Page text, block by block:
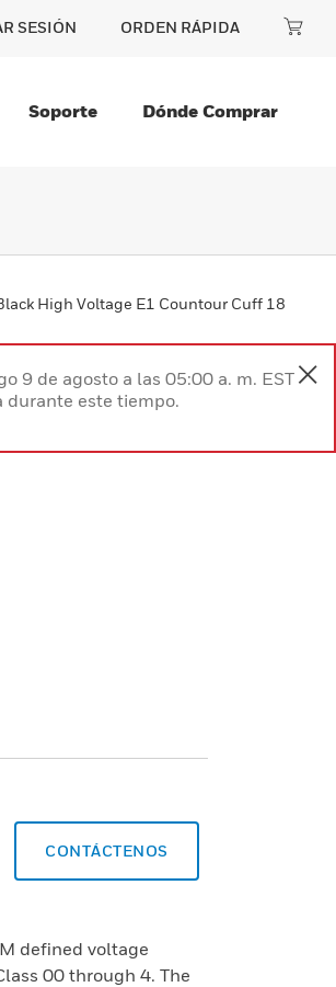
SESIÓN ORDEN RÁPIDA
Soporte Dónde Comprar
High Voltage E1 Countour Cuff 18
9 de agosto a las 05:00 a. m. EST
durante este tiempo.
CONTÁCTENOS
defined voltage
00 through 4. The